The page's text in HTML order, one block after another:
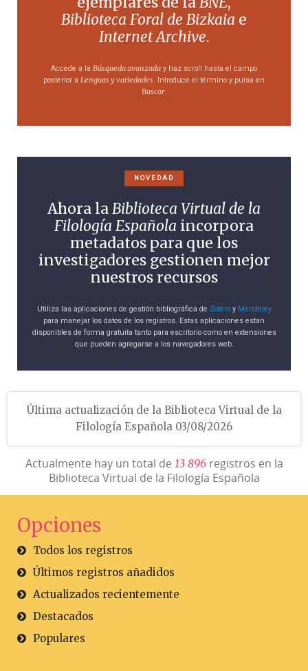
Biblioteca Foral de Bizkaia e
Internet Archive.
Accede a la Búsqueda avanzada y haz scroll hasta el campo
posterior a Lenguas y variedades . Introduce el término y pulsa en
Buscar.
NOVEDAD
Ahora laBiblioteca Virtual de la
Filología Española incorpora
metadatos para que los
investigadores gestionen mejor
nuestros recursos
Utiliza las aplicaciones de gestión bibliográfica de Zoteroy Mendeley
para manejar los datos de los registros. Estas aplicaciones están
disponibles de forma gratuita tanto para escritorio como en extensiones
que pueden agregarse a los navegadores web.
Última actualización de la Biblioteca Virtual de la
Filología Española 03/08/2026
Actualmente hay un total de 13 896registros en la
Biblioteca Virtual de la Filología Española
Opciones
Todos los registros
Últimos registros añadidos
Actualizados recientemente
Destacados
Populares